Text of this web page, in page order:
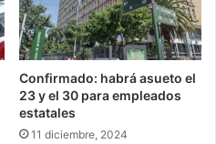
Confirmado: habrá asueto el
23 y el 30 para empleados
estatales
11 diciembre, 2024